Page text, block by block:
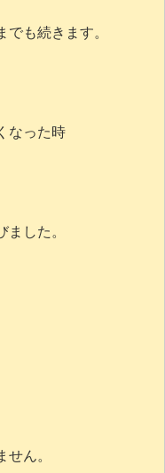
も続きます。
なった時
した。
ん。